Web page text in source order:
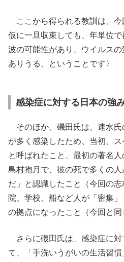
ここから得られる教訓は、今
仮に一旦収束しても、年単位
波の可能性があり、ウイルス
ありうる、ということです〉
感染症に対する日本の強
そのほか、磯田氏は、速水氏
が多く感染したため、当初、ス
と呼ばれたこと、最初の著名
島村抱月で、彼の死で多くの
だ」と認識したこと（今回の
院、学校、船など人が「密集
の拠点になったこと（今回と同
さらに磯田氏は、感染症に対
て、「手洗いうがいの生活習